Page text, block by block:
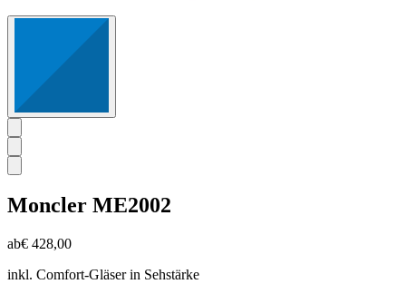
Moncler ME2002
ab€ 428,00
inkl. Comfort-Gläser in Sehstärke